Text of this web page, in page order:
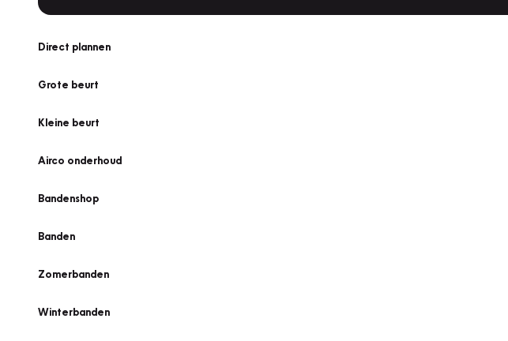
Direct plannen
Grote beurt
Kleine beurt
Airco onderhoud
Bandenshop
Banden
Zomerbanden
Winterbanden